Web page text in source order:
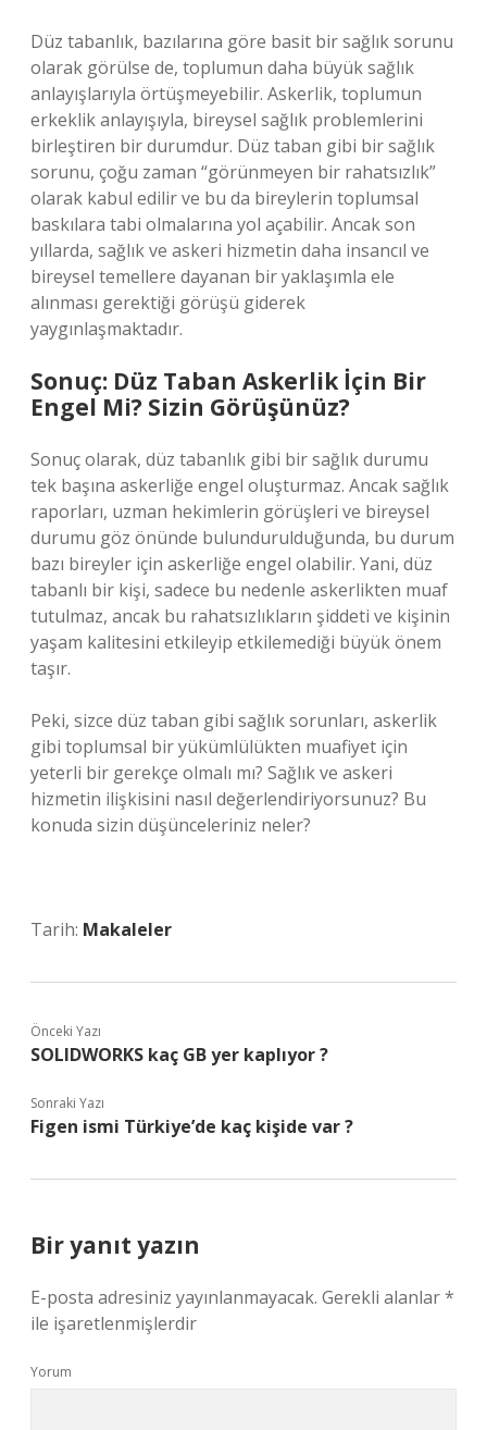
Düz tabanlık, bazılarına göre basit bir sağlık sorunu
olarak görülse de, toplumun daha büyük sağlık
anlayışlarıyla örtüşmeyebilir. Askerlik, toplumun
erkeklik anlayışıyla, bireysel sağlık problemlerini
birleştiren bir durumdur. Düz taban gibi bir sağlık
sorunu, çoğu zaman “görünmeyen bir rahatsızlık”
olarak kabul edilir ve bu da bireylerin toplumsal
baskılara tabi olmalarına yol açabilir. Ancak son
yıllarda, sağlık ve askeri hizmetin daha insancıl ve
bireysel temellere dayanan bir yaklaşımla ele
alınması gerektiği görüşü giderek
yaygınlaşmaktadır.
Sonuç: Düz Taban Askerlik İçin Bir
Engel Mi? Sizin Görüşünüz?
Sonuç olarak, düz tabanlık gibi bir sağlık durumu
tek başına askerliğe engel oluşturmaz. Ancak sağlık
raporları, uzman hekimlerin görüşleri ve bireysel
durumu göz önünde bulundurulduğunda, bu durum
bazı bireyler için askerliğe engel olabilir. Yani, düz
tabanlı bir kişi, sadece bu nedenle askerlikten muaf
tutulmaz, ancak bu rahatsızlıkların şiddeti ve kişinin
yaşam kalitesini etkileyip etkilemediği büyük önem
taşır.
Peki, sizce düz taban gibi sağlık sorunları, askerlik
gibi toplumsal bir yükümlülükten muafiyet için
yeterli bir gerekçe olmalı mı? Sağlık ve askeri
hizmetin ilişkisini nasıl değerlendiriyorsunuz? Bu
konuda sizin düşünceleriniz neler?
Tarih: Makaleler
Önceki Yazı
SOLIDWORKS kaç GB yer kaplıyor ?
Sonraki Yazı
Figen ismi Türkiye’de kaç kişide var ?
Bir yanıt yazın
E-posta adresiniz yayınlanmayacak. Gerekli alanlar*
ile işaretlenmişlerdir
Yorum